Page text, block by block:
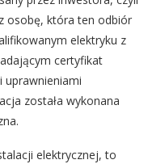
osobę, która ten odbiór
elektryku z
certyfikat
uprawnieniami
została wykonana
elektrycznej, to